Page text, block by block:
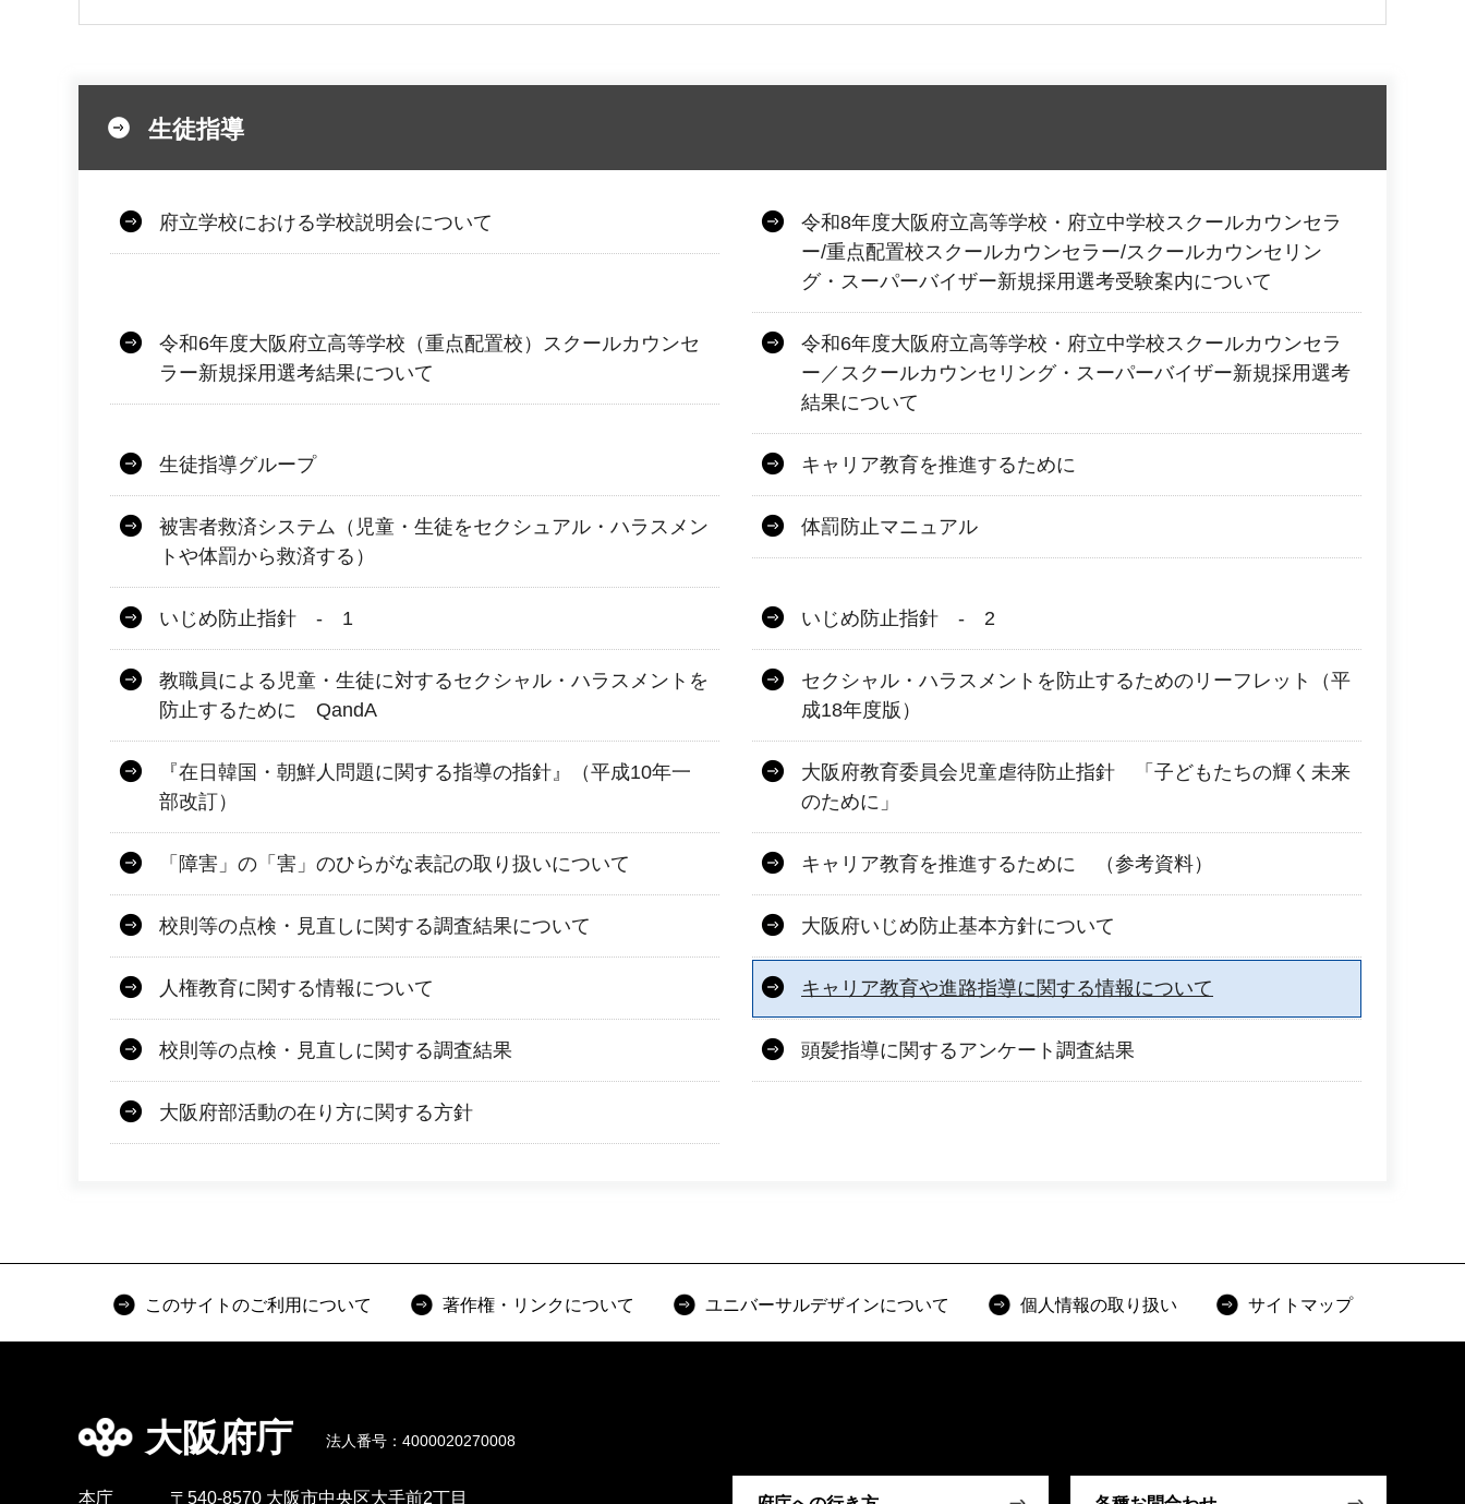
生徒指導
府立学校における学校説明会について
令和8年度大阪府立高等学校・府立中学校スクールカウンセラ
ー/重点配置校スクールカウンセラー/スクールカウンセリン
グ・スーパーバイザー新規採用選考受験案内について
令和6年度大阪府立高等学校（重点配置校）スクールカウンセ
ラー新規採用選考結果について
令和6年度大阪府立高等学校・府立中学校スクールカウンセラ
ー／スクールカウンセリング・スーパーバイザー新規採用選考
結果について
生徒指導グループ キャリア教育を推進するために
被害者救済システム（児童・生徒をセクシュアル・ハラスメン
トや体罰から救済する）
体罰防止マニュアル
いじめ防止指針 - 1 いじめ防止指針 - 2
教職員による児童・生徒に対するセクシャル・ハラスメントを
防止するために QandA
セクシャル・ハラスメントを防止するためのリーフレット（平
成18年度版）
『在日韓国・朝鮮人問題に関する指導の指針』（平成10年一
部改訂）
大阪府教育委員会児童虐待防止指針 「子どもたちの輝く未来
のために」
「障害」の「害」のひらがな表記の取り扱いについて キャリア教育を推進するために （参考資料）
校則等の点検・見直しに関する調査結果について 大阪府いじめ防止基本方針について
人権教育に関する情報について キャリア教育や進路指導に関する情報について
校則等の点検・見直しに関する調査結果 頭髪指導に関するアンケート調査結果
大阪府部活動の在り方に関する方針
このサイトのご利用について 著作権・リンクについて ユニバーサルデザインについて 個人情報の取り扱い サイトマップ
大阪府庁 法人番号：4000020270008
本庁 〒540-8570 大阪市中央区大手前2丁目